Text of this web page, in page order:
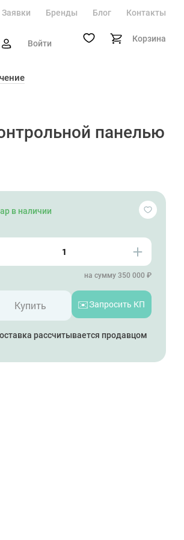
Заявки Бренды Блог Контакты
Войти Корзина
панелью
в наличии
на сумму 350 000 ₽
Купить ✉️Запросить КП
рассчитывается продавцом